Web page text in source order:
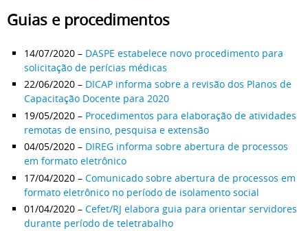
Guias e procedimentos
14/07/2020 – DASPE estabelece novo procedimento para
solicitação de perícias médicas
22/06/2020 – DICAP informa sobre a revisão dos Planos de
Capacitação Docente para 2020
19/05/2020 – Procedimentos para elaboração de atividades
remotas de ensino, pesquisa e extensão
04/05/2020 – DIREG informa sobre abertura de processos
em formato eletrônico
17/04/2020 – Comunicado sobre abertura de processos em
formato eletrônico no período de isolamento social
01/04/2020 – Cefet/RJ elabora guia para orientar servidores
durante período de teletrabalho